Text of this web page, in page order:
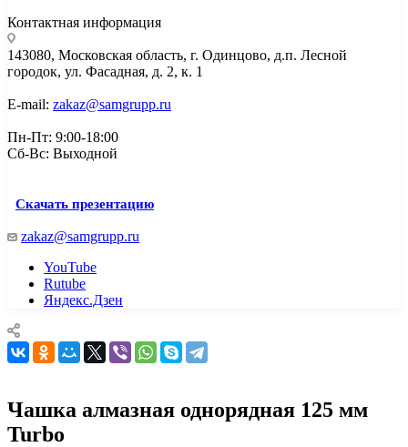
Контактная информация
143080, Mосковская область, г. Одинцово, д.п. Лесной
городок, ул. Фасадная, д. 2, к. 1
E-mail: zakaz@samgrupp.ru
Пн-Пт: 9:00-18:00
Сб-Вс: Выходной
Скачать презентацию
zakaz@samgrupp.ru
YouTube
Rutube
Яндекс.Дзен
Чашка алмазная однорядная 125 мм
Turbo